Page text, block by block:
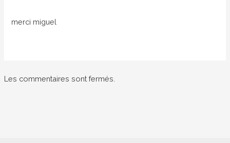
merci miguel
Les commentaires sont fermés.